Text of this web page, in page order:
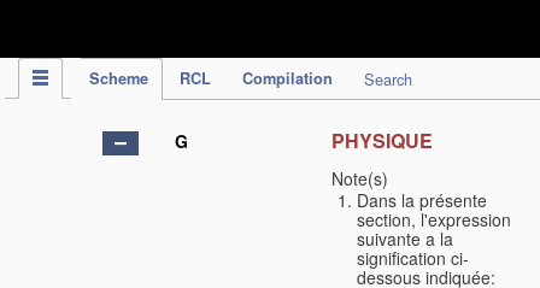
Scheme RCL Compilation Search
G PHYSIQUE
Note(s)
Dans la présente
section, l'expression
suivante a la
signification ci-
dessous indiquée: